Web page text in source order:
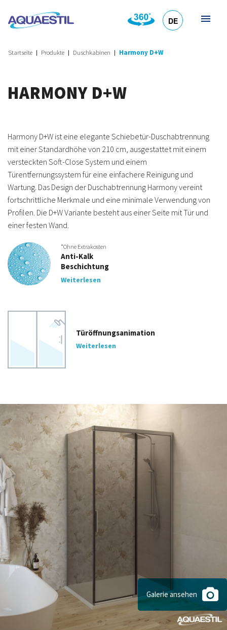
DE
Startseite Produkte Duschkabinen Harmony D+W
HARMONY D+W
Harmony D+W ist eine elegante Schiebetür-Duschabtrennung
mit einer Standardhöhe von 210 cm, ausgestattet mit einem
versteckten Soft-Close System und einem
Türentfernungssystem für eine einfachere Reinigung und
Wartung. Das Design der Duschabtrennung Harmony vereint
fortschrittliche Merkmale und eine minimale Verwendung von
Profilen. Die D+W Variante besteht aus einer Seite mit Tür und
einer festen Wand.
*Ohne Extrakosten
Anti-Kalk
Beschichtung
Weiterlesen
Türöffnungsanimation
Weiterlesen
Galerie ansehen